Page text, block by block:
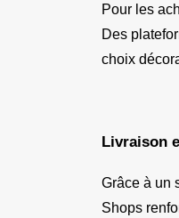
Pour les
Des
choix
Livraison
Grâce à un
Shops